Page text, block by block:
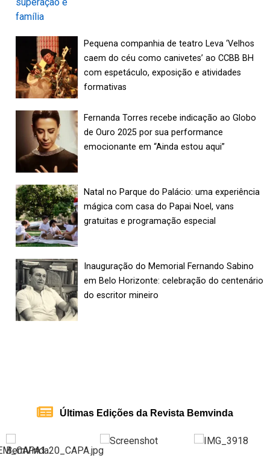
Pequena companhia de teatro Leva ‘Velhos
caem do céu como canivetes’ ao CCBB BH
com espetáculo, exposição e atividades
formativas
Fernanda Torres recebe indicação ao Globo
de Ouro 2025 por sua performance
emocionante em “Ainda estou aqui”
Natal no Parque do Palácio: uma experiência
mágica com casa do Papai Noel, vans
gratuitas e programação especial
Inauguração do Memorial Fernando Sabino
em Belo Horizonte: celebração do centenário
do escritor mineiro
Últimas Edições da Revista Bemvinda